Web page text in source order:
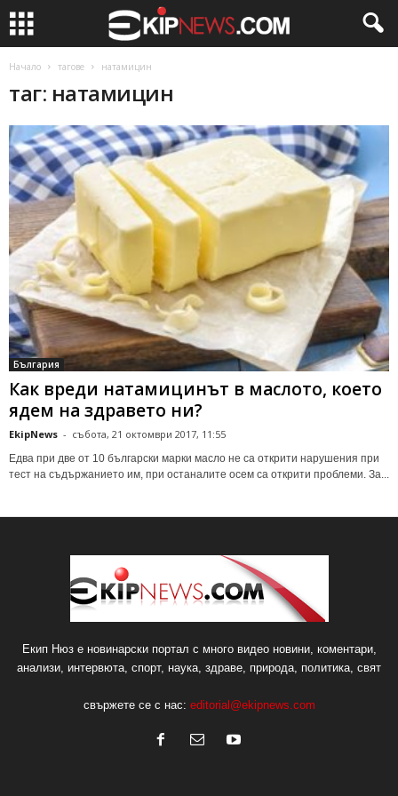
Начало тагове натамицин
таг: натамицин
България
Как вреди натамицинът в маслото, което
ядем на здравето ни?
EkipNews - събота, 21 октомври 2017, 11:55
Едва при две от 10 български марки масло не са открити нарушения при
тест на съдържанието им, при останалите осем са открити проблеми. За...
Екип Нюз е новинарски портал с много видео новини, коментари,
анализи, интервюта, спорт, наука, здраве, природа, политика, свят
свържете се с нас: editorial@ekipnews.com